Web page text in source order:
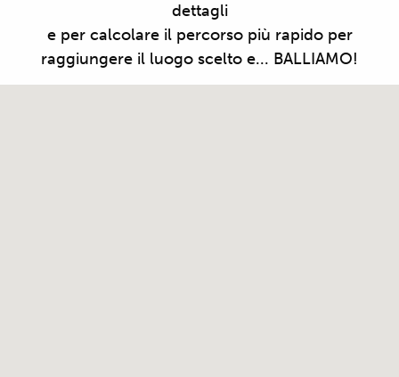
dettagli
e per calcolare il percorso più rapido per
raggiungere il luogo scelto e... BALLIAMO!